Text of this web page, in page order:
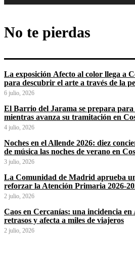
No te pierdas
La exposición Afecto al color llega a
para descubrir el arte a través de la
6 julio, 2026
El Barrio del Jarama se prepara
mientras avanza su tramitación en
4 julio, 2026
Noches en el Allende 2026: diez
de música las noches de verano en
3 julio, 2026
La Comunidad de Madrid aprueba
reforzar la Atención Primaria 2026-
2 julio, 2026
Caos en Cercanías: una incidencia
retrasos y afecta a miles de viajeros
2 julio, 2026